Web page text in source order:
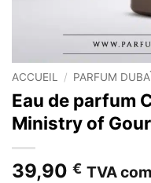
ACCUEIL / PARFUM
Eau de parfum
Ministry of
39,90 € TVA